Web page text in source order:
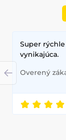
Super
vynikajúca.
Overený